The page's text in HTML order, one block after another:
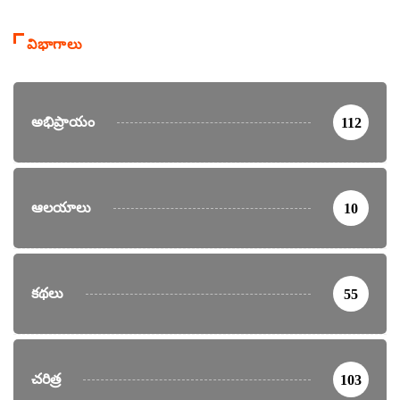
విభాగాలు
అభిప్రాయం 112
ఆలయాలు 10
కథలు 55
చరిత్ర 103